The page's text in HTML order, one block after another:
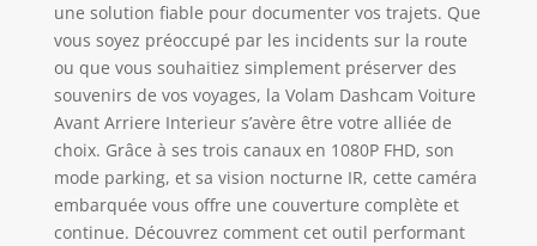
une solution fiable pour documenter vos trajets. Que
vous soyez préoccupé par les incidents sur la route
ou que vous souhaitiez simplement préserver des
souvenirs de vos voyages, la Volam Dashcam Voiture
Avant Arriere Interieur s’avère être votre alliée de
choix. Grâce à ses trois canaux en 1080P FHD, son
mode parking, et sa vision nocturne IR, cette caméra
embarquée vous offre une couverture complète et
continue. Découvrez comment cet outil performant